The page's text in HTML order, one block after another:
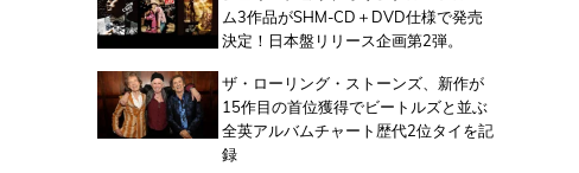
ム3作品がSHM-CD＋DVD仕様で発売
決定！日本盤リリース企画第2弾。
ザ・ローリング・ストーンズ、新作が
15作目の首位獲得でビートルズと並ぶ
全英アルバムチャート歴代2位タイを記
録